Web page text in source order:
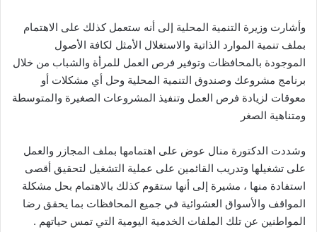
وأشارت وزيرة التنمية المحلية إلى أنه ستعمل كذلك على الاهتمام
بملف تنمية الموارد الذاتية والاستغلال الأمثل لكافة الأصول
الموجودة بالمحافظات وتوفير فرص العمل للمرأة والشباب من خلال
برنامج مشروعك وصندوق التنمية المحلية وحل أي مشكلات أو
معوقات لزيادة فرص العمل وتنفيذ المشروعات الصغيرة والمتوسطة
ومتناهية الصغر
وشددت الدكتورة منال عوض على اهتمامها بملف المجازر والعمل
على تشغيلها وتدريب القائمين على عملية التشغيل لتحقيق أقصى
استفادة منها ، مشيرة إلى أنها ستقوم كذلك بالاهتمام بحل مشكلة
المواقف والأسواق العشوائية في جميع المحافظات بما يحقق رضا
المواطنين عن تلك الملفات الخدمية اليومية التي تمس حياتهم .